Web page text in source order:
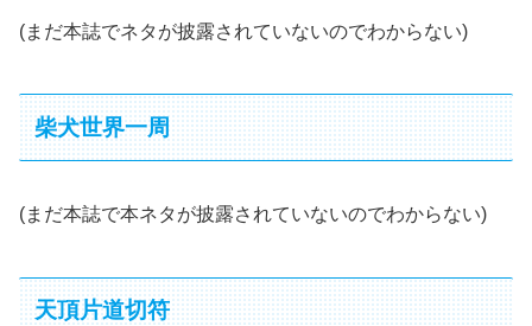
(まだ本誌でネタが披露されていないのでわからない)
柴犬世界一周
(まだ本誌で本ネタが披露されていないのでわからない)
天頂片道切符